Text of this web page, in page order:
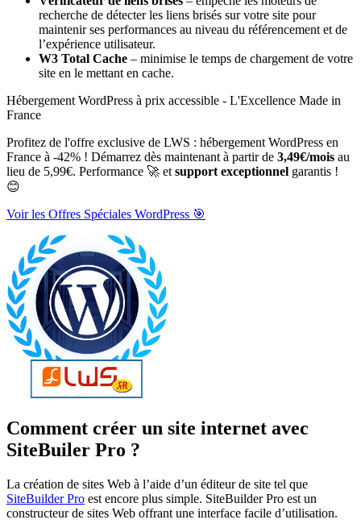
recherche de détecter les liens brisés sur votre site pour
maintenir ses performances au niveau du référencement et de
l’expérience utilisateur.
W3 Total Cache – minimise le temps de chargement de votre
site en le mettant en cache.
Hébergement WordPress à prix accessible - L'Excellence Made in
France
Profitez de l'offre exclusive de LWS : hébergement WordPress en
France à -42% ! Démarrez dès maintenant à partir de 3,49€/mois au
lieu de 5,99€. Performance 🚀 et support exceptionnel garantis !
😊
Voir les Offres Spéciales WordPress 🎯
Comment créer un site internet avec
SiteBuiler Pro ?
La création de sites Web à l’aide d’un éditeur de site tel que
SiteBuilder Pro est encore plus simple. SiteBuilder Pro est un
constructeur de sites Web offrant une interface facile d’utilisation.